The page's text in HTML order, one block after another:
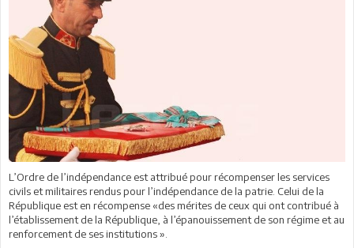
L’Ordre de l’indépendance est attribué pour récompenser les services
civils et militaires rendus pour l’indépendance de la patrie. Celui de la
République est en récompense «des mérites de ceux qui ont contribué à
l’établissement de la République, à l’épanouissement de son régime et au
renforcement de ses institutions ».